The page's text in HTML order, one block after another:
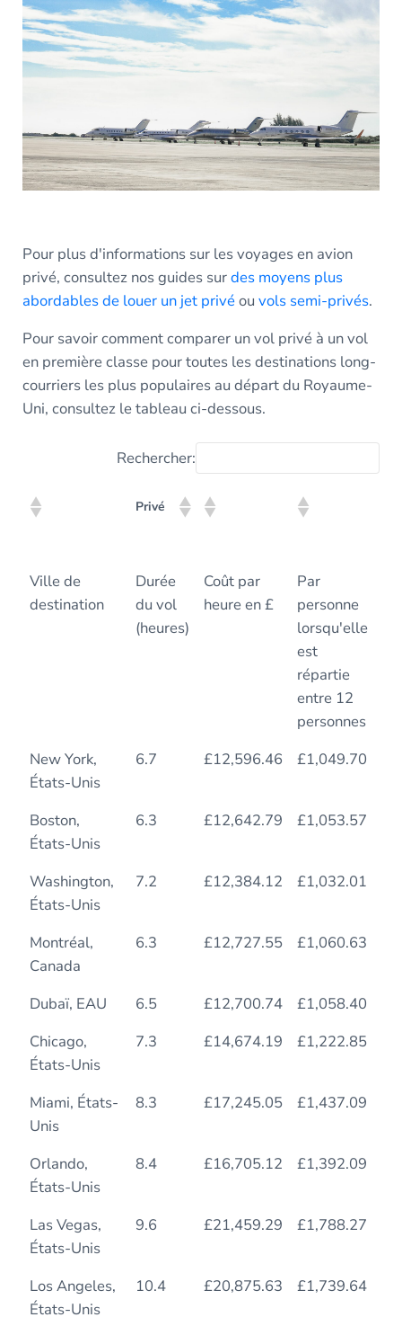
Pour plus d'informations sur les voyages en avion
privé, consultez nos guides surdes moyens plus
abordables de louer un jet privéou vols semi-privés.
Pour savoir comment comparer un vol privé à un vol
en première classe pour toutes les destinations long-
courriers les plus populaires au départ du Royaume-
Uni, consultez le tableau ci-dessous.
Rechercher:
Privé
Privé
Ville de
destination
Durée
du vol
(heures)
Coût par
heure en £
Par
personne
lorsqu'elle
est
répartie
entre 12
personnes
New York,
États-Unis
6.7 £12,596.46 £1,049.70
Boston,
États-Unis
6.3 £12,642.79 £1,053.57
Washington,
États-Unis
7.2 £12,384.12 £1,032.01
Montréal,
Canada
6.3 £12,727.55 £1,060.63
Dubaï, EAU 6.5 £12,700.74 £1,058.40
Chicago,
États-Unis
7.3 £14,674.19 £1,222.85
Miami, États-
Unis
8.3 £17,245.05 £1,437.09
Orlando,
États-Unis
8.4 £16,705.12 £1,392.09
Las Vegas,
États-Unis
9.6 £21,459.29 £1,788.27
Los Angeles,
États-Unis
10.4 £20,875.63 £1,739.64